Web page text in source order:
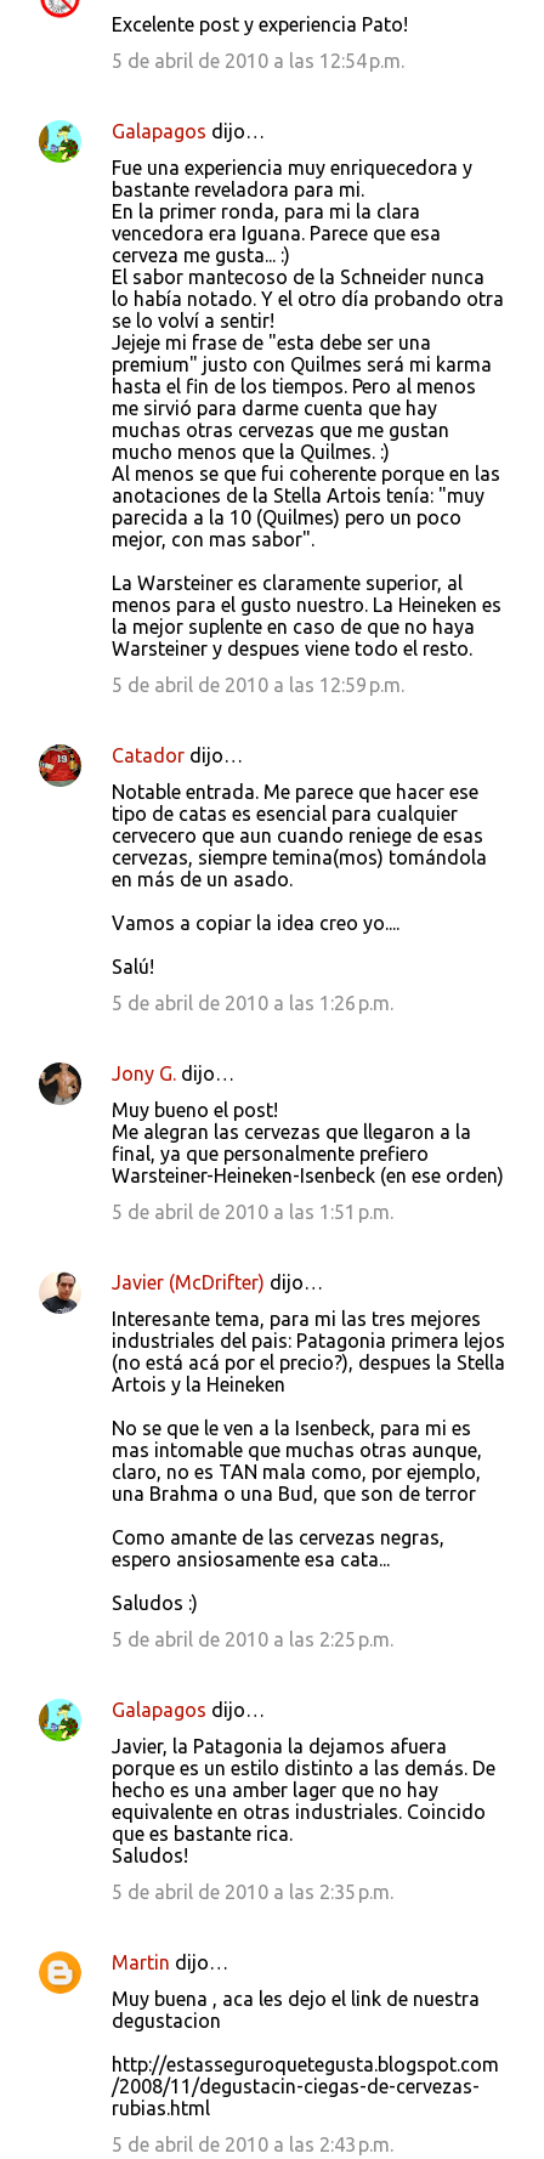
n
Excelente post y experiencia Pato!
5 de abril de 2010 a las 12:54 p.m.
Galapagos dijo…
Fue una experiencia muy enriquecedora y
bastante reveladora para mi.
En la primer ronda, para mi la clara
vencedora era Iguana. Parece que esa
cerveza me gusta... :)
El sabor mantecoso de la Schneider nunca
lo había notado. Y el otro día probando otra
se lo volví a sentir!
Jejeje mi frase de "esta debe ser una
premium" justo con Quilmes será mi karma
hasta el fin de los tiempos. Pero al menos
me sirvió para darme cuenta que hay
muchas otras cervezas que me gustan
mucho menos que la Quilmes. :)
Al menos se que fui coherente porque en las
anotaciones de la Stella Artois tenía: "muy
parecida a la 10 (Quilmes) pero un poco
mejor, con mas sabor".
La Warsteiner es claramente superior, al
menos para el gusto nuestro. La Heineken es
la mejor suplente en caso de que no haya
Warsteiner y despues viene todo el resto.
5 de abril de 2010 a las 12:59 p.m.
Catador dijo…
Notable entrada. Me parece que hacer ese
tipo de catas es esencial para cualquier
cervecero que aun cuando reniege de esas
cervezas, siempre temina(mos) tomándola
en más de un asado.
Vamos a copiar la idea creo yo....
Salú!
5 de abril de 2010 a las 1:26 p.m.
Jony G. dijo…
Muy bueno el post!
Me alegran las cervezas que llegaron a la
final, ya que personalmente prefiero
Warsteiner-Heineken-Isenbeck (en ese orden)
5 de abril de 2010 a las 1:51 p.m.
Javier (McDrifter) dijo…
Interesante tema, para mi las tres mejores
industriales del pais: Patagonia primera lejos
(no está acá por el precio?), despues la Stella
Artois y la Heineken
No se que le ven a la Isenbeck, para mi es
mas intomable que muchas otras aunque,
claro, no es TAN mala como, por ejemplo,
una Brahma o una Bud, que son de terror
Como amante de las cervezas negras,
espero ansiosamente esa cata...
Saludos :)
5 de abril de 2010 a las 2:25 p.m.
Galapagos dijo…
Javier, la Patagonia la dejamos afuera
porque es un estilo distinto a las demás. De
hecho es una amber lager que no hay
equivalente en otras industriales. Coincido
que es bastante rica.
Saludos!
5 de abril de 2010 a las 2:35 p.m.
Martin dijo…
Muy buena , aca les dejo el link de nuestra
degustacion
http://estasseguroquetegusta.blogspot.com
/2008/11/degustacin-ciegas-de-cervezas-
rubias.html
5 de abril de 2010 a las 2:43 p.m.